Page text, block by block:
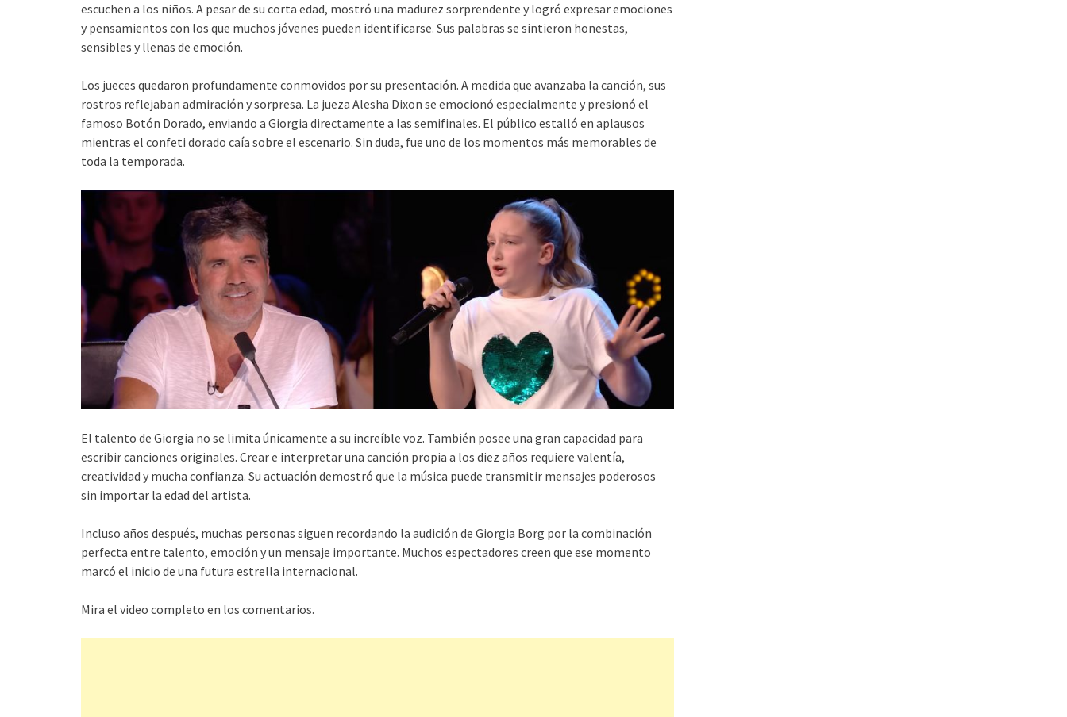
escuchen a los niños. A pesar de su corta edad, mostró una madurez sorprendente y logró expresar emociones
y pensamientos con los que muchos jóvenes pueden identificarse. Sus palabras se sintieron honestas,
sensibles y llenas de emoción.
Los jueces quedaron profundamente conmovidos por su presentación. A medida que avanzaba la canción, sus
rostros reflejaban admiración y sorpresa. La jueza Alesha Dixon se emocionó especialmente y presionó el
famoso Botón Dorado, enviando a Giorgia directamente a las semifinales. El público estalló en aplausos
mientras el confeti dorado caía sobre el escenario. Sin duda, fue uno de los momentos más memorables de
toda la temporada.
El talento de Giorgia no se limita únicamente a su increíble voz. También posee una gran capacidad para
escribir canciones originales. Crear e interpretar una canción propia a los diez años requiere valentía,
creatividad y mucha confianza. Su actuación demostró que la música puede transmitir mensajes poderosos
sin importar la edad del artista.
Incluso años después, muchas personas siguen recordando la audición de Giorgia Borg por la combinación
perfecta entre talento, emoción y un mensaje importante. Muchos espectadores creen que ese momento
marcó el inicio de una futura estrella internacional.
Mira el video completo en los comentarios.